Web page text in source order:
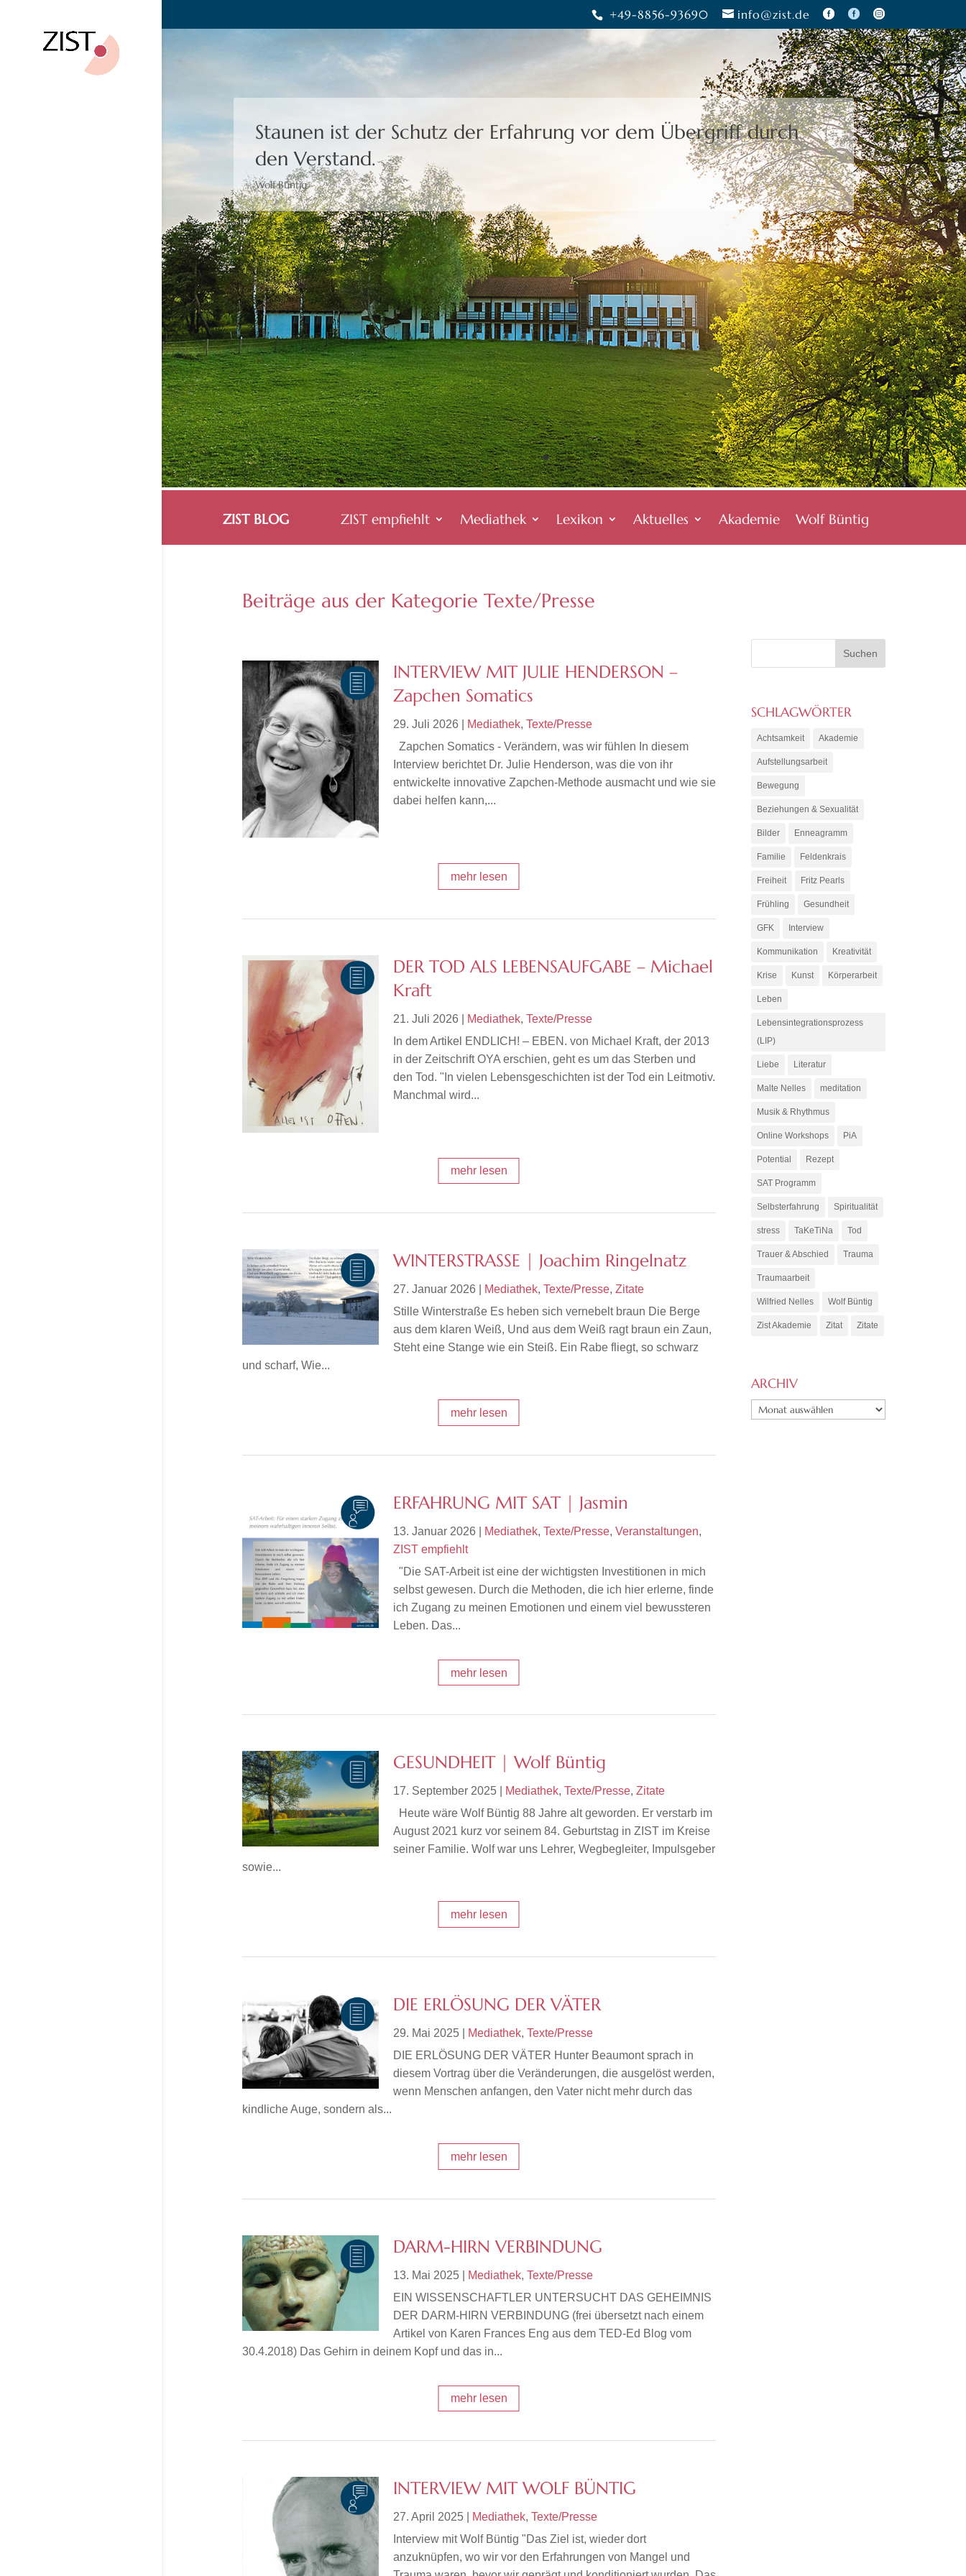
+49-8856-93690 info@zist.de
Bewusstheit gibt uns die Freiheit,eine Wahl zu treffen.
Moshé Feldenkrais
ZIST BLOG ZIST empfiehlt Mediathek Lexikon Aktuelles Akademie Wolf Büntig
Beiträge aus der Kategorie Texte/Presse
INTERVIEW MIT JULIE HENDERSON –
Zapchen Somatics
29. Juli 2026 Mediathek, Texte/Presse
Zapchen Somatics - Verändern, was wir fühlen In diesem
Interview berichtet Dr. Julie Henderson, was die von ihr
entwickelte innovative Zapchen-Methode ausmacht und wie sie
dabei helfen kann,...
mehr lesen
DER TOD ALS LEBENSAUFGABE – Michael
Kraft
21. Juli 2026 Mediathek, Texte/Presse
In dem Artikel ENDLICH! – EBEN. von Michael Kraft, der 2013
in der Zeitschrift OYA erschien, geht es um das Sterben und
den Tod. "In vielen Lebensgeschichten ist der Tod ein Leitmotiv.
Manchmal wird...
mehr lesen
WINTERSTRASSE | Joachim Ringelnatz
27. Januar 2026 Mediathek, Texte/Presse, Zitate
Stille Winterstraße Es heben sich vernebelt braun Die Berge
aus dem klaren Weiß, Und aus dem Weiß ragt braun ein Zaun,
Steht eine Stange wie ein Steiß. Ein Rabe fliegt, so schwarz
und scharf, Wie...
mehr lesen
ERFAHRUNG MIT SAT | Jasmin
13. Januar 2026 Mediathek, Texte/Presse, Veranstaltungen,
ZIST empfiehlt
"Die SAT-Arbeit ist eine der wichtigsten Investitionen in mich
selbst gewesen. Durch die Methoden, die ich hier erlerne, finde
ich Zugang zu meinen Emotionen und einem viel bewussteren
Leben. Das...
mehr lesen
GESUNDHEIT | Wolf Büntig
17. September 2025| Mediathek, Texte/Presse, Zitate
Heute wäre Wolf Büntig 88 Jahre alt geworden. Er verstarb im
August 2021 kurz vor seinem 84. Geburtstag in ZIST im Kreise
seiner Familie. Wolf war uns Lehrer, Wegbegleiter, Impulsgeber
sowie...
mehr lesen
DIE ERLÖSUNG DER VÄTER
29. Mai 2025| Mediathek, Texte/Presse
DIE ERLÖSUNG DER VÄTER Hunter Beaumont sprach in
diesem Vortrag über die Veränderungen, die ausgelöst werden,
wenn Menschen anfangen, den Vater nicht mehr durch das
kindliche Auge, sondern als...
mehr lesen
DARM-HIRN VERBINDUNG
13. Mai 2025| Mediathek, Texte/Presse
EIN WISSENSCHAFTLER UNTERSUCHT DAS GEHEIMNIS
DER DARM-HIRN VERBINDUNG (frei übersetzt nach einem
Artikel von Karen Frances Eng aus dem TED-Ed Blog vom
30.4.2018) Das Gehirn in deinem Kopf und das in...
mehr lesen
INTERVIEW MIT WOLF BÜNTIG
27. April 2025| Mediathek, Texte/Presse
Interview mit Wolf Büntig "Das Ziel ist, wieder dort
anzuknüpfen, wo wir vor den Erfahrungen von Mangel und
SCHLAGWÖRTER
Achtsamkeit Akademie
Aufstellungsarbeit
Bewegung
Beziehungen & Sexualität
Bilder Enneagramm
Familie Feldenkrais
Freiheit Fritz Pearls
Frühling Gesundheit
GFK Interview
Kommunikation Kreativität
Krise Kunst Körperarbeit
Leben
Lebensintegrationsprozess
(LIP)
Liebe Literatur
Malte Nelles meditation
Musik & Rhythmus
Online Workshops PiA
Potential Rezept
SAT Programm
Selbsterfahrung Spiritualität
stress TaKeTiNa Tod
Trauer & Abschied Trauma
Traumaarbeit
Wilfried Nelles Wolf Büntig
Zist Akademie Zitat Zitate
ARCHIV
ARCHIV